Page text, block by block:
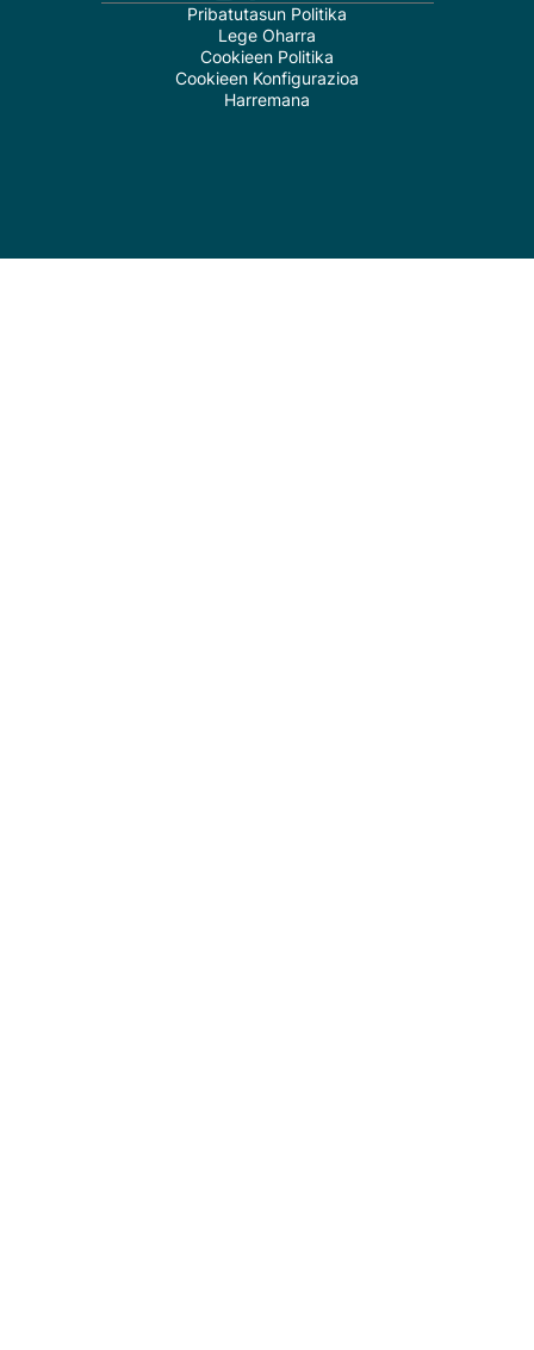
Pribatutasun Politika
Lege Oharra
Cookieen Politika
Cookieen Konfigurazioa
Harremana